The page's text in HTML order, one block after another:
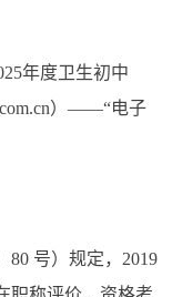
年度卫生初中
）——“电子
号）规定，2019